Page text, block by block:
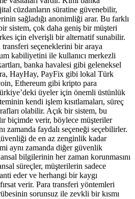
cüzdanların süratine güvenebilir,
sağladığı anonimliği arar. Bu farklı
sistem, çok daha geniş bir müşteri
için elverişli bir alternatif sunabilir.
seçeneklerini bir araya
kabiliyetini ile kullanıcı merkezli
banka havalesi gibi geleneksel
HayHay, PayFix gibi lokal Türk
Ethereum gibi kripto para
üyeler için önemli üstünlük
kendi işlem kısıtlamaları, süreç
olabilir. Açık bir sistem, bu
biçimde verir, böylece müşteriler
zamanda faydalı seçeneği seçebilirler.
de en az zenginlik kadar
aynı zamanda diğer güvenlik
bilgilerinin her zaman korunmasını
süreçler, müşterilerin sadece
eder ve herhangi bir kaygı
verir. Para transferi yöntemleri
sorunsuz ile zevkli bir kısmı